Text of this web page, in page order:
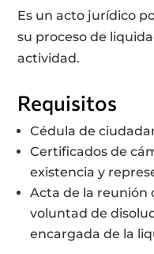
Es un acto jurídico
su proceso de
actividad.
Requisitos
Cédula de
Certificados de
existencia y
Acta de la reunión
voluntad de
encargada de la